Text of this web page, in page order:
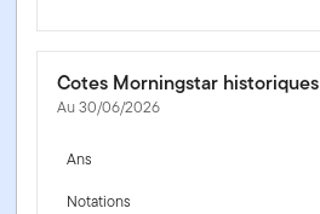
Cotes Morningstar historiques
Au 30/06/2026
Ans
Notations